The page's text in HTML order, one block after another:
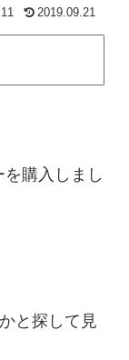
2019.09.21
購入しまし
と探して見